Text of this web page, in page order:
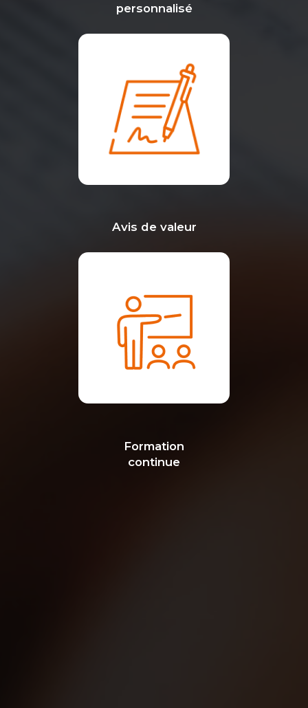
personnalisé
Avis de valeur
Formation
continue